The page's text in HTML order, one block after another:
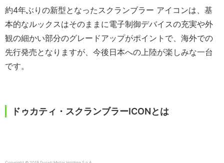
約4年ぶりの新型となったスクランブラー アイコンは、基
本的なルックスはそのままに電子制御デバイスの充実や外
観の細かい部分のグレードアップがポイントで、海外での
先行発売となりますが、今後日本への上陸が楽しみな一台
です。
ドゥカティ・スクランブラーICONとは